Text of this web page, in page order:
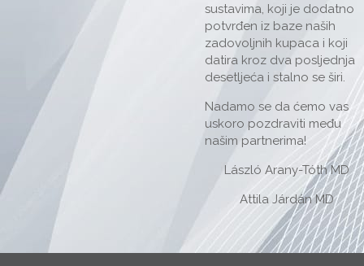
sustavima, koji je dodatno
potvrđen iz baze naših
zadovoljnih kupaca i koji
datira kroz dva posljednja
desetljeća i stalno se širi.
Nadamo se da ćemo vas
uskoro pozdraviti među
našim partnerima!
László Arany-Tóth MD
Attila Járdán MD